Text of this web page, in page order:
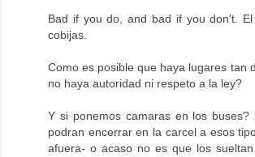
Bad if you do, and bad if you don't.
cobijas.
Como es posible que haya lugares tan
no haya autoridad ni respeto a la ley?
Y si ponemos camaras en los buses?
podran encerrar en la carcel a esos
afuera- o acaso no es que los